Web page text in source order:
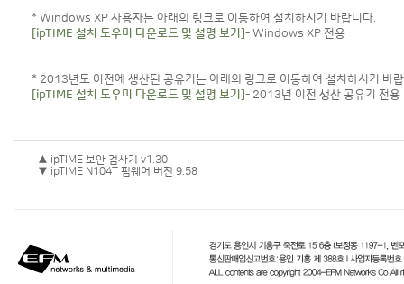
* Windows XP 사용자는 아래의 링크로 이동하여 설치하시기 바랍니다.
[ipTIME 설치 도우미 다운로드 및 설명 보기] - Windows XP 전용
* 2013년도 이전에 생산된 공유기는 아래의 링크로 이동하여 설치하시기 바
[ipTIME 설치 도우미 다운로드 및 설명 보기] - 2013년 이전 생산 공유기 전용
▲ ipTIME 보안 검사기 v1.30
▼ ipTIME N104T 펌웨어 버전 9.58